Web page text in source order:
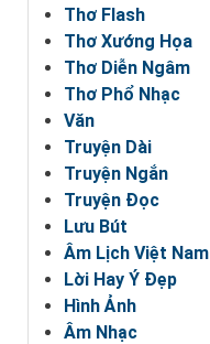
Thơ Flash
Thơ Xướng Họa
Thơ Diễn Ngâm
Thơ Phổ Nhạc
Văn
Truyện Dài
Truyện Ngắn
Truyện Đọc
Lưu Bút
Âm Lịch Việt Nam
Lời Hay Ý Đẹp
Hình Ảnh
Âm Nhạc